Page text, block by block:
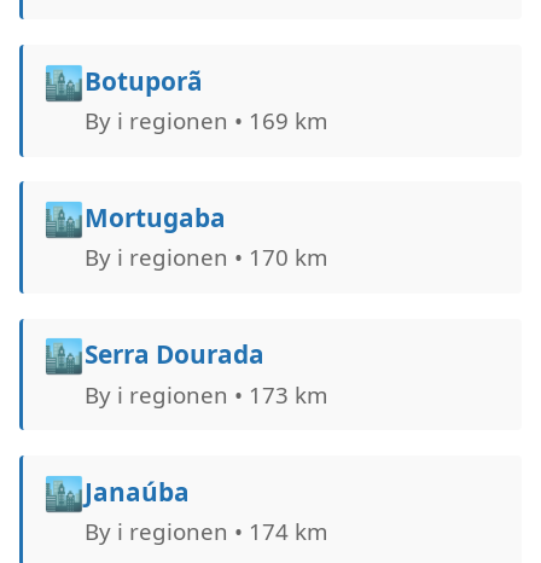
🏙️Botuporã
By i regionen • 169 km
🏙️Mortugaba
By i regionen • 170 km
🏙️Serra Dourada
By i regionen • 173 km
🏙️Janaúba
By i regionen • 174 km